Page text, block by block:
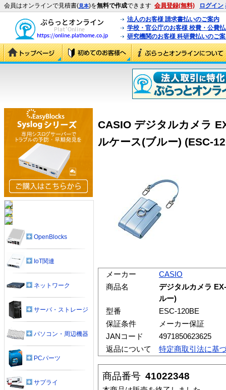
会員はオンラインで見積書(見本)を無料で作成できます 会員登録(無料) ログイン
法人のお客様 請求書払いのご案内
学校・官公庁のお客様 校費・公費
研究機関のお客様 科研費払いのご
CASIO デジタルカメラ
ルケース(ブルー) (ESC-
メーカー
CASIO
商品名
デジタルカメラ
ルー)
型番
ESC-120BE
保証条件
メーカー保証
JANコード
4971850623625
返品について
特定商取引法に基
商品番号 41022348
OpenBlocks
IoT関連
ネットワーク
サーバ・ストレージ
パソコン・周辺機器
PCパーツ
サプライ